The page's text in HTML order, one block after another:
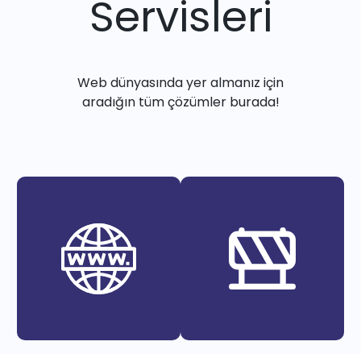
Servisleri
Web dünyasında yer almanız için
aradığın tüm çözümler burada!